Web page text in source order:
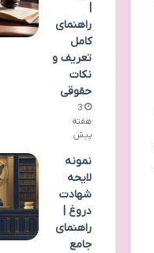
|
راهنمای
کامل
تعریف و
نکات
حقوقی
3
هفته
پیش
نمونه
لایحه
شهادت
دروغ |
راهنمای
جامع